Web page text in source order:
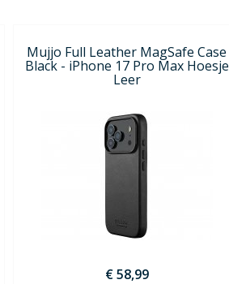
Mujjo Full Leather MagSafe Case
Black - iPhone 17 Pro Max Hoesje
Leer
€ 58,99